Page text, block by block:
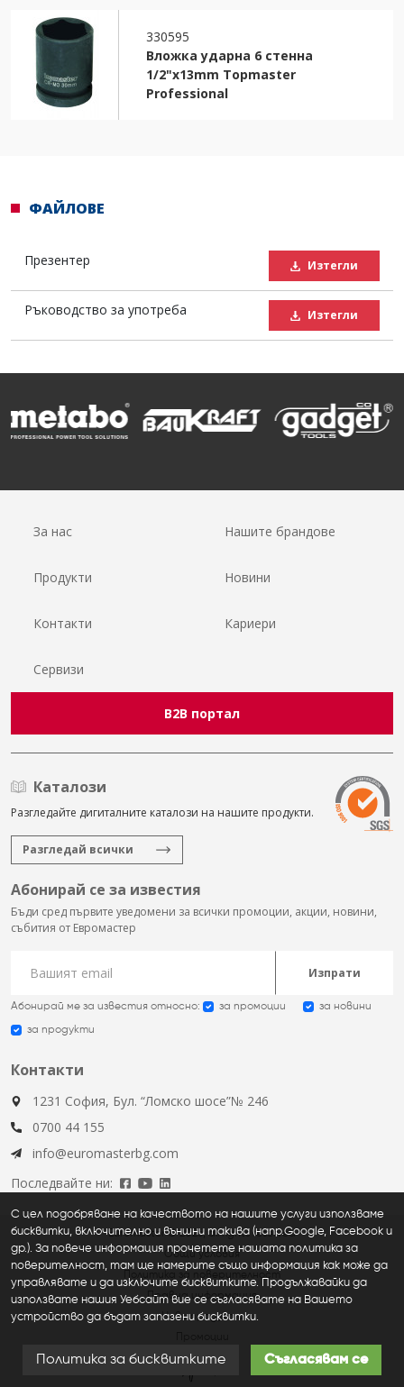
330595
Вложка ударна 6 стенна
1/2"х13mm Topmaster
Professional
ФАЙЛОВЕ
Презентер Изтегли
Ръководство за употреба Изтегли
За нас Нашите брандове
Продукти Новини
Контакти Кариери
Сервизи
B2B портал
Каталози
Разгледайте дигиталните каталози на нашите продукти.
Разгледай всички
Абонирай се за известия
Бъди сред първите уведомени за всички промоции, акции, новини,
събития от Евромастер
Изпрати
Абонирай ме за известия относно: за промоции за новини
за продукти
Контакти
1231 София, Бул. “Ломско шосе”№ 246
0700 44 155
info@euromasterbg.com
Последвайте ни:
Euromaster © 2026, all rights reserved
Общи условия
Политика за поверителност
Правна информация
Нови продукти
С цел подобряване на качеството на нашите услуги използваме
бисквитки, включително и външни такива (напр.Google, Facebook и
др.). За повече информация прочетете нашата политика за
поверителност, там ще намерите също информация как може да
управлявате и да изключите бисквитките. Продължавайки да
използвате нашия Уебсайт вие се съгласявате на Вашето
устройство да бъдат запазени бисквитки.
Политика за бисквитките Съгласявам се